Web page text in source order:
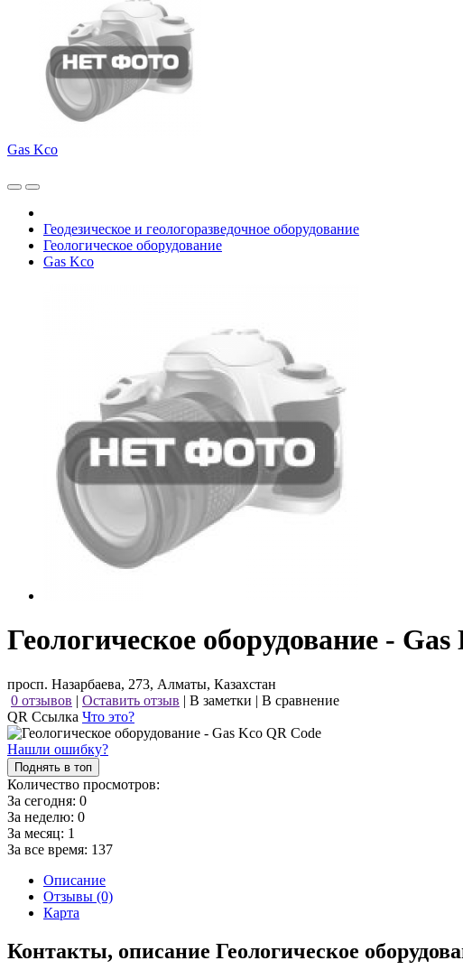
Gas Kco
Геодезическое и геологоразведочное оборудование
Геологическое оборудование
Gas Kco
Геологическое оборудование - Gas
просп. Назарбаева, 273, Алматы, Казахстан
0 отзывов | Оставить отзыв | В заметки | В сравнение
QR Ссылка Что это?
Нашли ошибку?
Поднять в топ
Количество просмотров:
За сегодня: 0
За неделю: 0
За месяц: 1
За все время: 137
Описание
Отзывы (0)
Карта
Контакты, описание Геологическое